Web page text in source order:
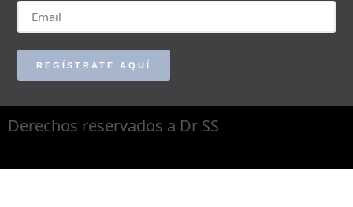
REGÍSTRATE AQUÍ
Derechos reservados a Dr SS